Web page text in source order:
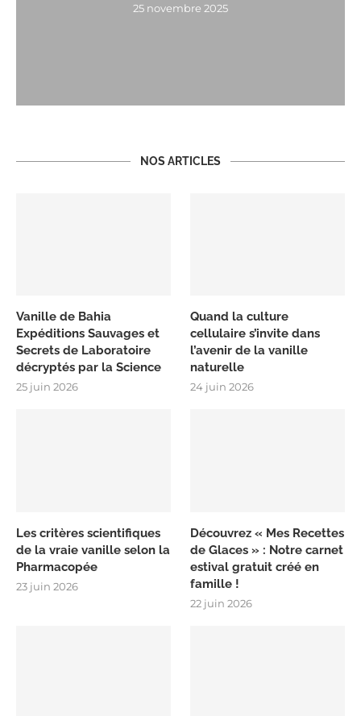
25 novembre 2025
NOS ARTICLES
Vanille de Bahia
Expéditions Sauvages et
Secrets de Laboratoire
décryptés par la Science
25 juin 2026
Quand la culture
cellulaire s’invite dans
l’avenir de la vanille
naturelle
24 juin 2026
Les critères scientifiques
de la vraie vanille selon la
Pharmacopée
23 juin 2026
Découvrez « Mes Recettes
de Glaces » : Notre carnet
estival gratuit créé en
famille !
22 juin 2026